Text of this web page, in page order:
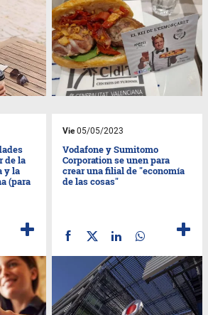
de la
y la
(para
Vie05/05/2023
Vodafone y Sumitomo
Corporation se unen para
crear una filial de "economía
de las cosas"